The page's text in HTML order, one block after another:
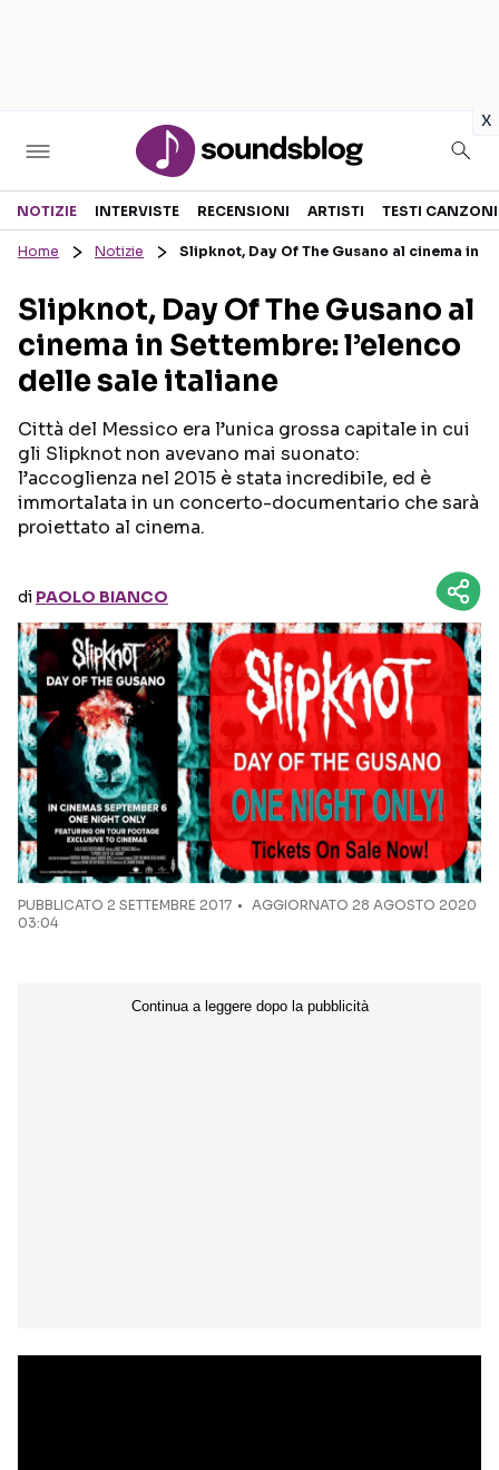
x
Sezioni
RECENSIONI MUSICALI
INTERVISTE
GOSSIP E CURIOSITÀ
TESTI CANZONI
TOUR ED EVENTI
TALENT SHOW
NOTIZIE INTERVISTE RECENSIONI ARTISTI TESTI CANZONI
Home Notizie Slipknot, Day Of The Gusano al cinema in
Slipknot, Day Of The Gusano al
cinema in Settembre: l’elenco
delle sale italiane
Città del Messico era l’unica grossa capitale in cui
gli Slipknot non avevano mai suonato:
l’accoglienza nel 2015 è stata incredibile, ed è
immortalata in un concerto-documentario che sarà
proiettato al cinema.
di PAOLO BIANCO
PUBBLICATO 2 SETTEMBRE 2017
AGGIORNATO 28 AGOSTO 2020
03:04